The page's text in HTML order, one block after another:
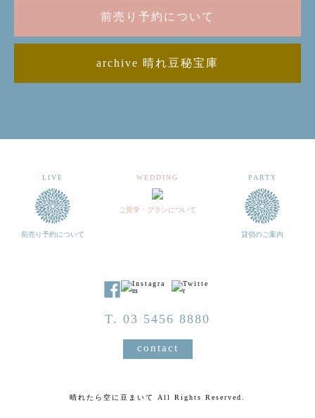
前売り予約について
archive 晴れ豆秘宝庫
LIVE
前売り予約について
WEDDING
ご見学・プランについて
PARTY
貸切のご案内
T. 03 5456 8880
contact
晴れたら空に豆まいて All Rights Reserved.